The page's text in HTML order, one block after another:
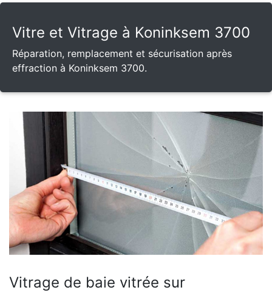
Vitre et Vitrage à Koninksem 3700
Réparation, remplacement et sécurisation après
effraction à Koninksem 3700.
Vitrage de baie vitrée sur